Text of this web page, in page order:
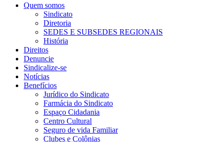
Quem somos
Sindicato
Diretoria
SEDES E SUBSEDES REGIONAIS
História
Direitos
Denuncie
Sindicalize-se
Notícias
Benefícios
Jurídico do Sindicato
Farmácia do Sindicato
Espaço Cidadania
Centro Cultural
Seguro de vida Familiar
Clubes e Colônias